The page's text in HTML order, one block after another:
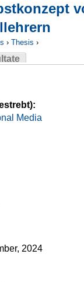
› Thesis ›
Media
2024